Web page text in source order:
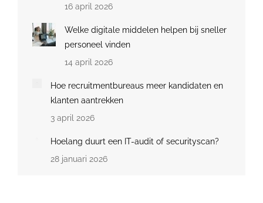
16 april 2026
Welke digitale middelen helpen bij sneller
personeel vinden
14 april 2026
Hoe recruitmentbureaus meer kandidaten en
klanten aantrekken
3 april 2026
Hoelang duurt een IT-audit of securityscan?
28 januari 2026